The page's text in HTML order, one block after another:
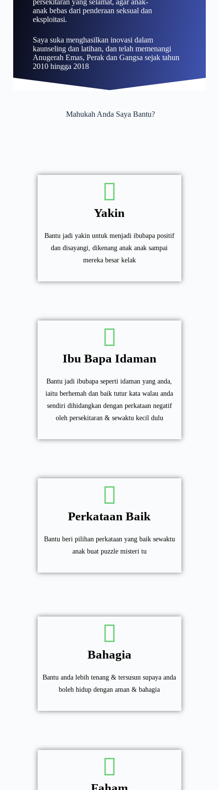
anak bebas dari penderaan seksual dan
eksploitasi.
Saya suka menghasilkan inovasi dalam
kaunseling dan latihan, dan telah memenangi
Anugerah Emas, Perak dan Gangsa sejak tahun
2010 hingga 2018
Mahukah Anda Saya Bantu?
Yakin
Bantu jadi yakin untuk menjadi ibubapa positif
dan disayangi, dikenang anak anak sampai
mereka besar kelak
Ibu Bapa Idaman
Bantu jadi ibubapa seperti idaman yang anda,
iaitu berhemah dan baik tutur kata walau anda
sendiri dihidangkan dengan perkataan negatif
oleh persekitaran & sewaktu kecil dulu
Perkataan Baik
Bantu beri pilihan perkataan yang baik sewaktu
anak buat puzzle misteri tu
Bahagia
Bantu anda lebih tenang & tersusun supaya anda
boleh hidup dengan aman & bahagia